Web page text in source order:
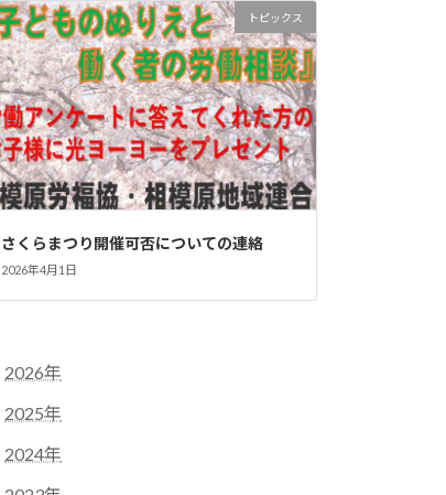
トピックス
さくらまつり開催可否についての連絡
2026年4月1日
2026年
2025年
2024年